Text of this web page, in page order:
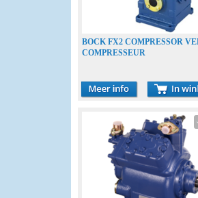
BOCK FX2 COMPRESSOR
COMPRESSEUR